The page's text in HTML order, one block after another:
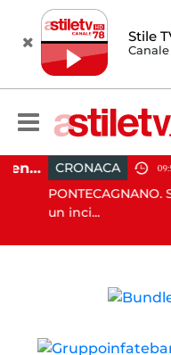
Stile
Capaccio Paestum, Adele Renna: "Serve cambio di passo e nuova stagione politica" CRONACA 09:53
PONTECAGNANO.
un inci...